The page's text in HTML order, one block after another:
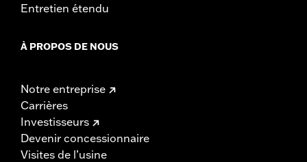
Entretien étendu
À PROPOS DE NOUS
Notre entreprise
Carrières
Investisseurs
Devenir concessionnaire
Visites de l’usine